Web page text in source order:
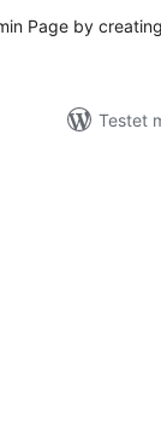
Page by
Testet